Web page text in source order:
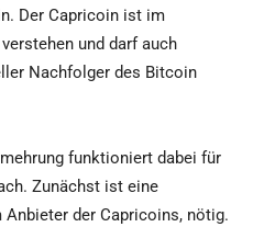
Der Capricoin ist im
und darf auch
Nachfolger des Bitcoin
funktioniert dabei für
Zunächst ist eine
der Capricoins, nötig.